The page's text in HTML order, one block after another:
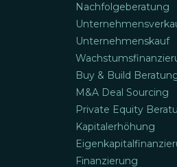
Nachfolgeberatung
Unternehmenskauf
Buy & Build
M&A Deal Sourcing
Private Equity
Kapitalerhöhung
Finanzierung